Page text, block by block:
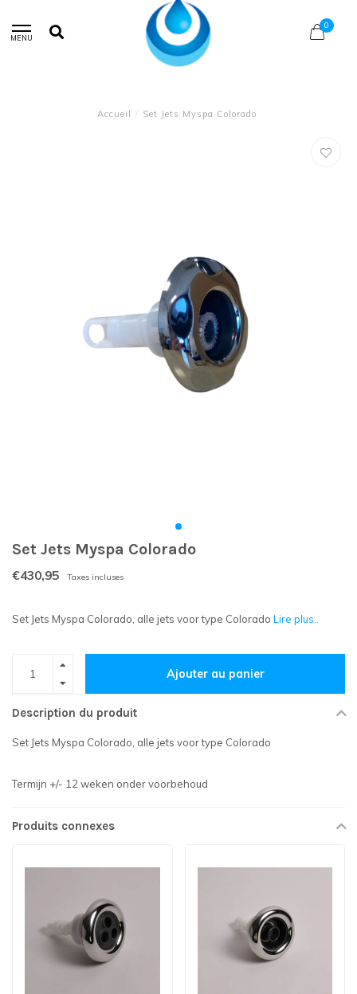
MENU
0
Accueil / Set Jets Myspa Colorado
Set Jets Myspa Colorado
€430,95 Taxes incluses
Set Jets Myspa Colorado, alle jets voor type Colorado Lire plus..
Ajouter au panier
Description du produit
Set Jets Myspa Colorado, alle jets voor type Colorado
Termijn +/- 12 weken onder voorbehoud
Produits connexes